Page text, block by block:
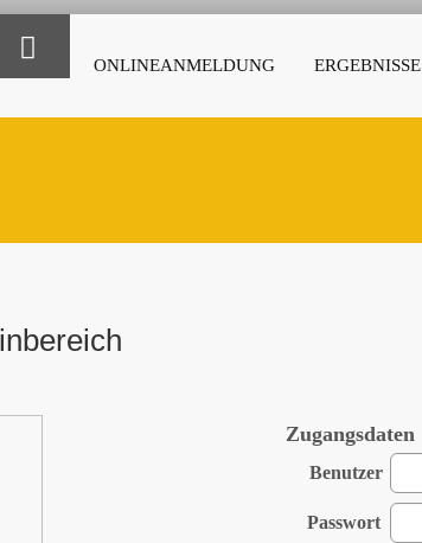
ONLINEANMELDUNG ERGEBNISSE
Zugangsdaten
Benutzer
Passwort